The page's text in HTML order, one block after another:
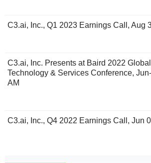
C3.ai, Inc., Q1 2023 Earnings Call, Aug
C3.ai, Inc. Presents at Baird 2022
Technology & Services Conference,
AM
C3.ai, Inc., Q4 2022 Earnings Call, Jun